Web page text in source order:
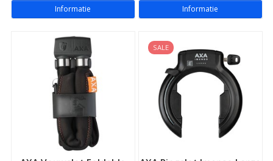
Informatie Informatie
SALE